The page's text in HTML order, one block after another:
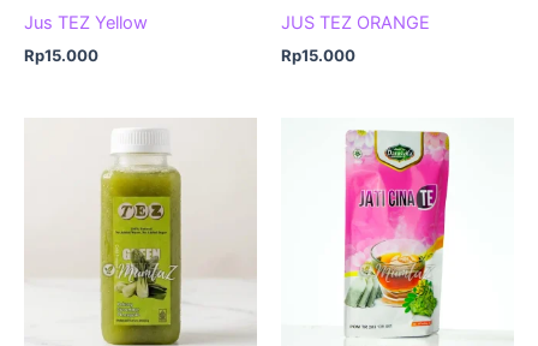
Jus TEZ Yellow
Rp15.000
JUS TEZ ORANGE
Rp15.000